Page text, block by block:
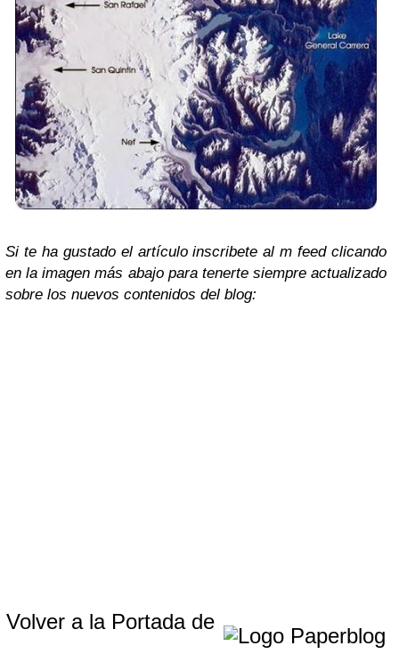
Si te ha gustado el artículo inscribete al m feed clicando
en la imagen más abajo para tenerte siempre actualizado
sobre los nuevos contenidos del blog:
Volver a la Portada de